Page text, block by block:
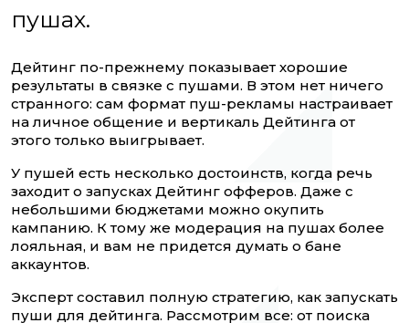
пушах.
Дейтинг по-прежнему показывает хорошие
результаты в связке с пушами. В этом нет ничего
странного: сам формат пуш-рекламы настраивает
на личное общение и вертикаль Дейтинга от
этого только выигрывает.
У пушей есть несколько достоинств, когда речь
заходит о запусках Дейтинг офферов. Даже с
небольшими бюджетами можно окупить
кампанию. К тому же модерация на пушах более
лояльная, и вам не придется думать о бане
аккаунтов.
Эксперт составил полную стратегию, как запускать
пуши для дейтинга. Рассмотрим все: от поиска